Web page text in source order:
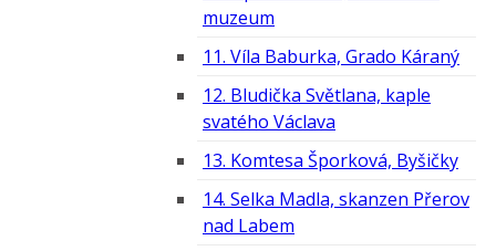
muzeum
11. Víla Baburka, Grado Káraný
12. Bludička Světlana, kaple
svatého Václava
13. Komtesa Šporková, Byšičky
14. Selka Madla, skanzen Přerov
nad Labem